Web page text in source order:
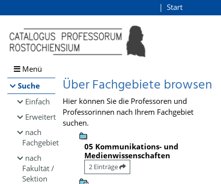
Browsen
direkt zum Inhalt
Start
Menü
Suche
Einfach
Erweitert
nach
Fachgebiet
nach
Fakultät /
Sektion
Über Fachgebiete browsen
Hier können Sie die Professoren und
Professorinnen nach Ihrem Fachgebiet
suchen.
05 Kommunikations- und
Medienwissenschaften
2 Einträge